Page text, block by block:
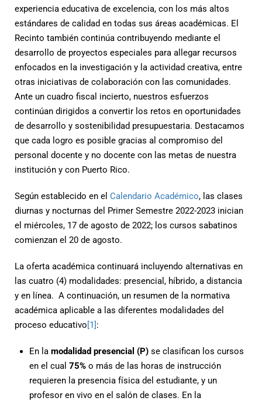
experiencia educativa de excelencia, con los más altos
estándares de calidad en todas sus áreas académicas. El
Recinto también continúa contribuyendo mediante el
desarrollo de proyectos especiales para allegar recursos
enfocados en la investigación y la actividad creativa, entre
otras iniciativas de colaboración con las comunidades.
Ante un cuadro fiscal incierto, nuestros esfuerzos
continúan dirigidos a convertir los retos en oportunidades
de desarrollo y sostenibilidad presupuestaria. Destacamos
que cada logro es posible gracias al compromiso del
personal docente y no docente con las metas de nuestra
institución y con Puerto Rico.
Según establecido en el Calendario Académico, las clases
diurnas y nocturnas del Primer Semestre 2022-2023 inician
el miércoles, 17 de agosto de 2022; los cursos sabatinos
comienzan el 20 de agosto.
La oferta académica continuará incluyendo alternativas en
las cuatro (4) modalidades: presencial, híbrido, a distancia
y en línea. A continuación, un resumen de la normativa
académica aplicable a las diferentes modalidades del
proceso educativo[1]:
En la modalidad presencial (P) se clasifican los cursos
en el cual 75% o más de las horas de instrucción
requieren la presencia física del estudiante, y un
profesor en vivo en el salón de clases. En la